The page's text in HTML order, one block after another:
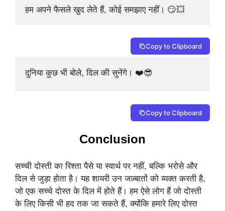
हम अपने फैसले खुद लेते हैं, कोई समझाए नहीं। 😏💥
Copy to Clipboard
दुनिया कुछ भी बोले, दिल की सुनेंगे। ❤️😎
Copy to Clipboard
Conclusion
सच्ची दोस्ती का रिश्ता पैसे या स्वार्थ पर नहीं, बल्कि भरोसे और
दिल से जुड़ा होता है। यह शायरी उन जज़्बातों को व्यक्त करती है,
जो एक सच्चे दोस्त के दिल में होते हैं। हम ऐसे लोग हैं जो दोस्ती
के लिए किसी भी हद तक जा सकते हैं, क्योंकि हमारे लिए दोस्त